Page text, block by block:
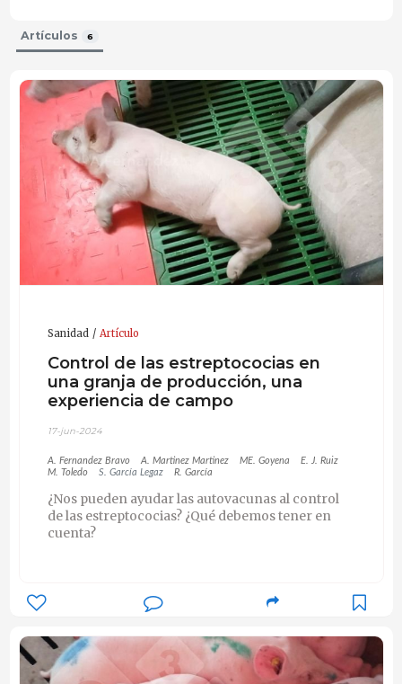
Artículos 6
Sanidad Artículo
Control de las estreptococias en
una granja de producción, una
experiencia de campo
17-jun-2024
A. Fernandez Bravo A. Martinez Martinez ME. Goyena
E. J. Ruiz
M. Toledo
S. García Legaz R. García
¿Nos pueden ayudar las autovacunas al control
de las estreptococias? ¿Qué debemos tener en
cuenta?